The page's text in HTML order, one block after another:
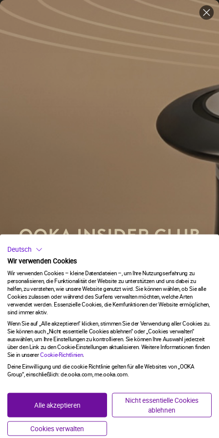
Kostenloser Versand bei Bestellungen über €59
Gehe zur
Startseite zurück, um mit dem
Einkauf fortzufahren!
OOKA NEWSLETTER
Erhalte die neuesten Informationen, exklusive Angebote und
FOLGE UNS
Bleib in Verbindung und verpasse nichts mehr. Entdecke noch heute
mehr mit uns!
SHOP
SHISHA OHNE KOHLE
OOKA PODS
UNSERE MARKEN
UNSERE MARKEN
DU MUSST MINDESTENS 18 JAHRE ALT SEIN, UM AUF
DIE WEBSITE ZUGREIFEN ZU KÖNNEN.
Diese Website enthält Informationen über Raucherprodukte
und wir benötigen Ihr Alter, um sicherzustellen, dass Sie als
Erwachsener in Deutschland fortfahren können, zu rauchen
oder Tabakprodukte zu verwenden.
ICH BIN UNTER 18 JAHRE ALT.
Deutsch
Wir verwenden Cookies
Wir verwenden Cookies – kleine Datendateien –, um Ihre Nutzungserfahrung zu
personalisieren, die Funktionalität der Website zu unterstützen und uns dabei zu
helfen, zu verstehen, wie unsere Website genutzt wird. Sie können wählen, ob Sie alle
Cookies zulassen oder während des Surfens verwalten möchten, welche Arten
verwendet werden. Essenzielle Cookies, die Kernfunktionen der Website ermöglichen,
sind immer aktiv.
Wenn Sie auf „Alle akzeptieren“ klicken, stimmen Sie der Verwendung aller Cookies zu.
Sie können auch „Nicht essentielle Cookies ablehnen“ oder „Cookies verwalten“
auswählen, um Ihre Einstellungen zu kontrollieren. Sie können Ihre Auswahl jederzeit
über den Link zu den Cookie-Einstellungen aktualisieren. Weitere Informationen finden
Sie in unsererCookie-Richtlinien.
Deine Einwilligung und die cookie Richtlinie gelten für alle Websites von „OOKA
Group“, einschließlich: de.ooka.com, me.ooka.com.
Alle akzeptieren
Nicht essentielle Cookies
ablehnen
Cookies verwalten
58
58
minutes
:56
seconds
NEIN, DANKE
JETZT ANMELDEN!